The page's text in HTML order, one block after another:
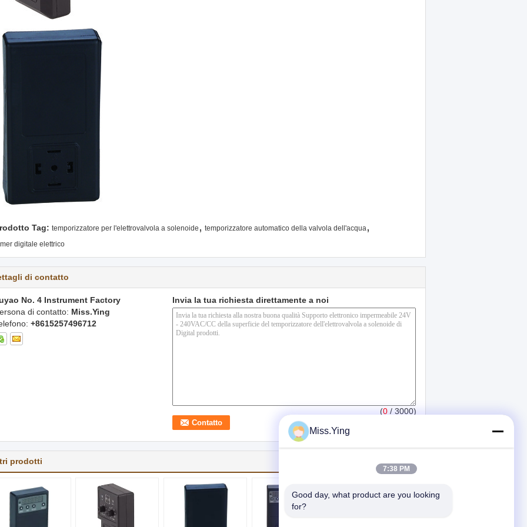
Tag: temporizzatore per l'elettrovalvola a solenoide , temporizzatore automatico della valvola dell'acqua,
digitale elettrico
di contatto
No. 4 Instrument Factory
di contatto: Miss.Ying
+8615257496712
Invia la tua richiesta direttamente a noi
(0 / 3000)
prodotti
Miss.Ying
7:38 PM
Good day, what product are you looking
for?